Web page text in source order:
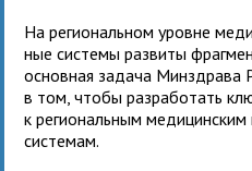
На регио­наль­ном уровне
ные системы раз­виты
основ­ная задача Минздрава
в том, чтобы раз­ра­бо­тать
к регио­наль­ным
системам.